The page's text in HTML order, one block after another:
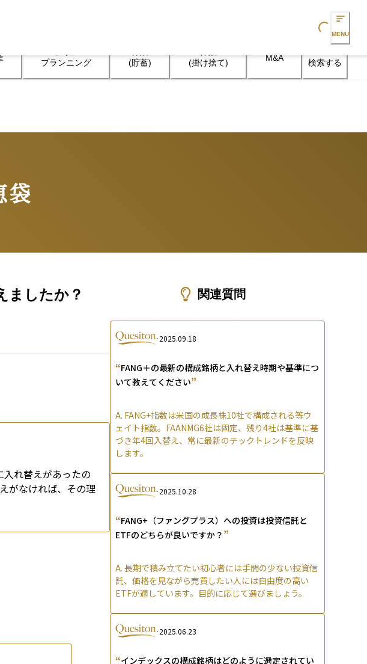
Loading...
MENU
プランニング
(貯蓄)
(掛け捨て)
M&A 検索する
袋
ましたか？
入れ替えがあったの
がなければ、その理
関連質問
2025.09.18
“FANG＋の最新の構成銘柄と入れ替え時期や基準につ
いて教えてください”
A. FANG+指数は米国の成長株10社で構成される等ウ
ェイト指数。FAANMG6社は固定、残り4社は基準に基
づき年4回入替え、常に最新のテックトレンドを反映
します。
2025.10.28
“FANG+（ファングプラス）への投資は投資信託と
ETFのどちらが良いですか？ ”
A. 長期で積み立てたい初心者には手間の少ない投資信
託、価格を見ながら売買したい人には自由度の高い
ETFが適しています。目的に応じて選びましょう。
2025.06.23
“インデックスの構成銘柄はどのように選定されてい